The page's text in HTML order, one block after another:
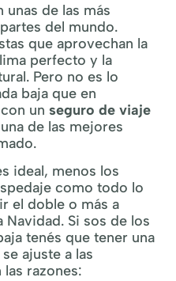
unas de las más
del mundo.
que aprovechan la
perfecto y la
Pero no es lo
baja que en
un seguro de viaje
de las mejores
ideal, menos los
como todo lo
el doble o más a
Navidad. Si sos de los
tenés que tener una
ajuste a las
razones: